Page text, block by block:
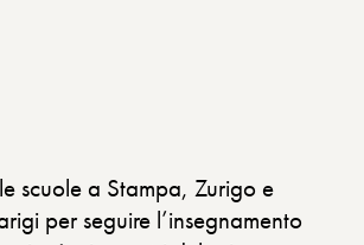
scuole a Stampa, Zurigo e
per seguire l’insegnamento